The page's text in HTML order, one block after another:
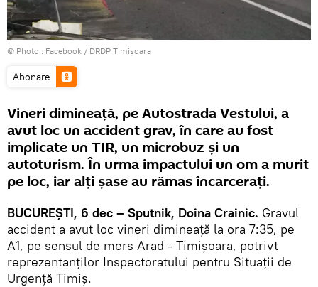
© Photo : Facebook / DRDP Timişoara
Abonare
Vineri dimineaţă, pe Autostrada Vestului, a
avut loc un accident grav, în care au fost
implicate un TIR, un microbuz şi un
autoturism. În urma impactului un om a murit
pe loc, iar alţi şase au rămas încarceraţi.
BUCUREŞTI, 6 dec – Sputnik, Doina Crainic. Gravul
accident a avut loc vineri dimineaţă la ora 7:35, pe
A1, pe sensul de mers Arad - Timişoara, potrivt
reprezentanţilor Inspectoratului pentru Situaţii de
Urgenţă Timiş.